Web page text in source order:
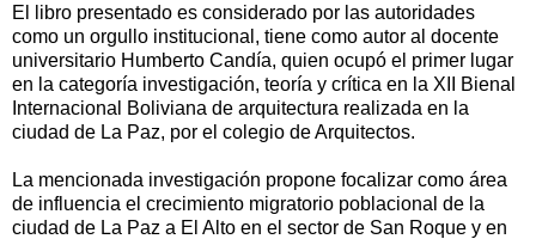
El libro presentado es considerado por las autoridades
como un orgullo institucional, tiene como autor al docente
universitario Humberto Candía, quien ocupó el primer lugar
en la categoría investigación, teoría y crítica en la XII Bienal
Internacional Boliviana de arquitectura realizada en la
ciudad de La Paz, por el colegio de Arquitectos.
La mencionada investigación propone focalizar como área
de influencia el crecimiento migratorio poblacional de la
ciudad de La Paz a El Alto en el sector de San Roque y en